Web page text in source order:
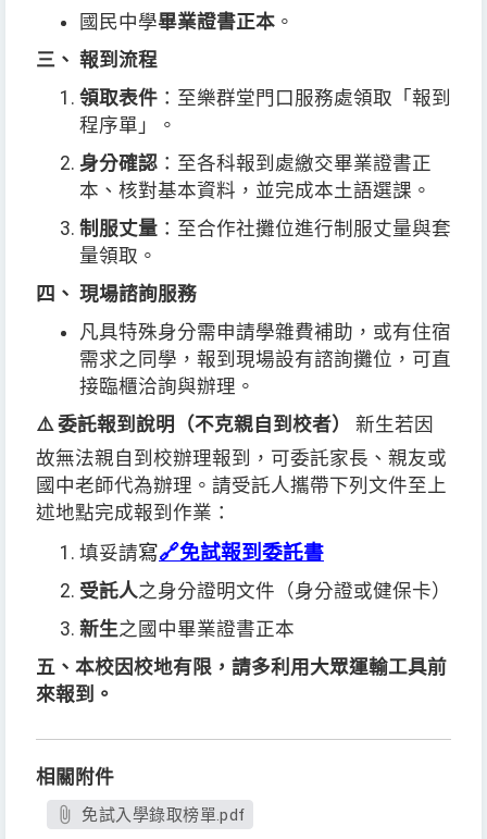
國民中學畢業證書正本 。
三、 報到流程
領取表件 ：至樂群堂門口服務處領取「報到
程序單」。
身分確認 ：至各科報到處繳交畢業證書正
本、核對基本資料，並完成本土語選課。
制服丈量 ：至合作社攤位進行制服丈量與套
量領取。
四、 現場諮詢服務
凡具特殊身分需申請學雜費補助，或有住宿
需求之同學，報到現場設有諮詢攤位，可直
接臨櫃洽詢與辦理。
⚠️ 委託報到說明（不克親自到校者）
新生若因
故無法親自到校辦理報到，可委託家長、親友或
國中老師代為辦理。請受託人攜帶下列文件至上
述地點完成報到作業：
填妥請寫🔗免試報到委託書
受託人之身分證明文件（身分證或健保卡）
新生之國中畢業證書正本
五、本校因校地有限，請多利用大眾運輸工具前
來報到。
相關附件
免試入學錄取榜單.pdf